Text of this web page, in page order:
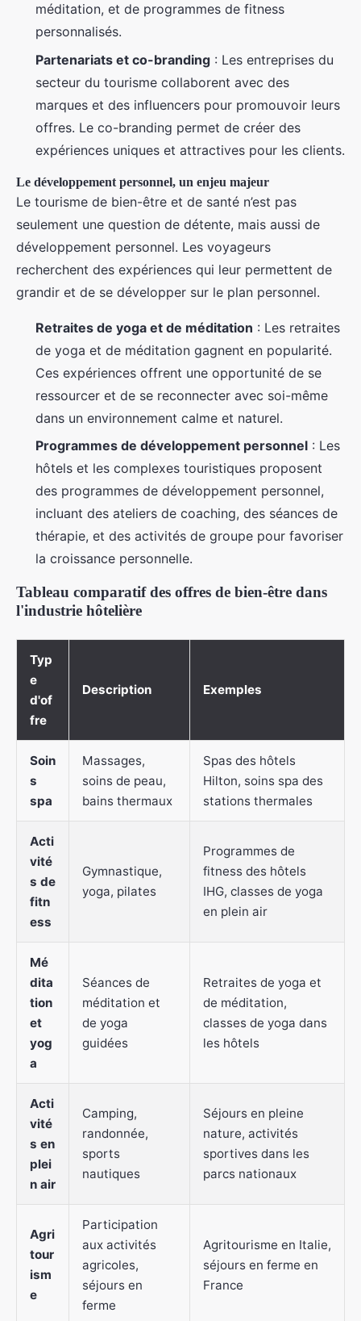
méditation, et de programmes de fitness
personnalisés.
Partenariats et co-branding : Les entreprises du
secteur du tourisme collaborent avec des
marques et des influencers pour promouvoir leurs
offres. Le co-branding permet de créer des
expériences uniques et attractives pour les clients.
Le développement personnel, un enjeu majeur
Le tourisme de bien-être et de santé n’est pas
seulement une question de détente, mais aussi de
développement personnel. Les voyageurs
recherchent des expériences qui leur permettent de
grandir et de se développer sur le plan personnel.
Retraites de yoga et de méditation : Les retraites
de yoga et de méditation gagnent en popularité.
Ces expériences offrent une opportunité de se
ressourcer et de se reconnecter avec soi-même
dans un environnement calme et naturel.
Programmes de développement personnel : Les
hôtels et les complexes touristiques proposent
des programmes de développement personnel,
incluant des ateliers de coaching, des séances de
thérapie, et des activités de groupe pour favoriser
la croissance personnelle.
Tableau comparatif des offres de bien-être dans
l'industrie hôtelière
Typ
e
d'of
fre
Description Exemples
Soin
s
spa
Massages,
soins de peau,
bains thermaux
Spas des hôtels
Hilton, soins spa des
stations thermales
Acti
vité
s de
fitn
ess
Gymnastique,
yoga, pilates
Programmes de
fitness des hôtels
IHG, classes de yoga
en plein air
Mé
dita
tion
et
yog
a
Séances de
méditation et
de yoga
guidées
Retraites de yoga et
de méditation,
classes de yoga dans
les hôtels
Acti
vité
s en
plei
n air
Camping,
randonnée,
sports
nautiques
Séjours en pleine
nature, activités
sportives dans les
parcs nationaux
Agri
tour
ism
e
Participation
aux activités
agricoles,
séjours en
ferme
Agritourisme en Italie,
séjours en ferme en
France